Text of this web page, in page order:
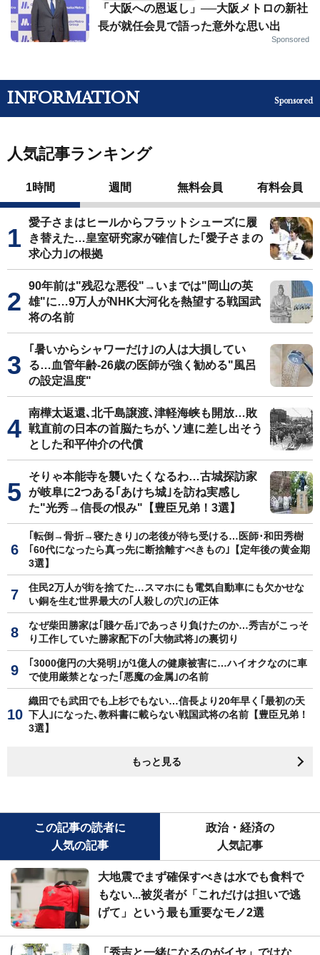
「大阪への恩返し」──大阪メトロの新社
長が就任会見で語った意外な思い出
Sponsored
INFORMATION Sponsored
人気記事ランキング
1時間 週間 無料会員 有料会員
愛子さまはヒールからフラットシューズに履
き替えた…皇室研究家が確信した｢愛子さまの
求心力｣の根拠
90年前は"残忍な悪役"→いまでは"岡山の英
雄"に…9万人がNHK大河化を熱望する戦国武
将の名前
｢暑いからシャワーだけ｣の人は大損してい
る…血管年齢-26歳の医師が強く勧める"風呂
の設定温度"
南樺太返還､北千島譲渡､津軽海峡も開放…敗
戦直前の日本の首脳たちが､ソ連に差し出そう
とした和平仲介の代償
そりゃ本能寺を襲いたくなるわ…古城探訪家
が岐阜に2つある｢あけち城｣を訪ね実感し
た"光秀→信長の恨み"【豊臣兄弟！3選】
｢転倒→骨折→寝たきり｣の老後が待ち受ける…医師･和田秀樹
｢60代になったら真っ先に断捨離すべきもの｣【定年後の黄金期
3選】
住民2万人が街を捨てた…スマホにも電気自動車にも欠かせな
い銅を生む世界最大の｢人殺しの穴｣の正体
なぜ柴田勝家は｢賤ケ岳｣であっさり負けたのか…秀吉がこっそ
り工作していた勝家配下の｢大物武将｣の裏切り
｢3000億円の大発明｣が1億人の健康被害に…ハイオクなのに車
で使用厳禁となった｢悪魔の金属｣の名前
織田でも武田でも上杉でもない…信長より20年早く｢最初の天
下人｣になった､教科書に載らない戦国武将の名前【豊臣兄弟！
3選】
もっと見る
この記事の読者に
人気の記事
政治・経済の
人気記事
大地震でまず確保すべきは水でも食料で
もない...被災者が「これだけは担いで逃
げて」という最も重要なモノ2選
「秀吉と一緒になるのがイヤ」ではな